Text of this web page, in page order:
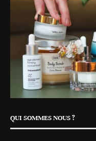
QUI SOMMES NOUS ?